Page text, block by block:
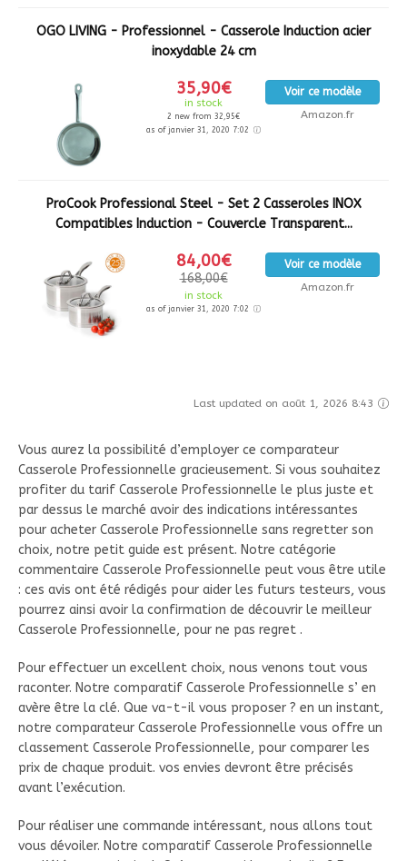
OGO LIVING - Professionnel - Casserole Induction acier
inoxydable 24 cm
35,90€
in stock
2 new from 32,95€
as of janvier 31, 2020 7:02
Voir ce modèle
Amazon.fr
ProCook Professional Steel - Set 2 Casseroles INOX
Compatibles Induction - Couvercle Transparent...
84,00€
168,00€
in stock
as of janvier 31, 2020 7:02
Voir ce modèle
Amazon.fr
Last updated on août 1, 2026 8:43
Vous aurez la possibilité d’employer ce comparateur
Casserole Professionnelle gracieusement. Si vous souhaitez
profiter du tarif Casserole Professionnelle le plus juste et
par dessus le marché avoir des indications intéressantes
pour acheter Casserole Professionnelle sans regretter son
choix, notre petit guide est présent. Notre catégorie
commentaire Casserole Professionnelle peut vous être utile
: ces avis ont été rédigés pour aider les futurs testeurs, vous
pourrez ainsi avoir la confirmation de découvrir le meilleur
Casserole Professionnelle, pour ne pas regret .
Pour effectuer un excellent choix, nous venons tout vous
raconter. Notre comparatif Casserole Professionnelle s’ en
avère être la clé. Que va-t-il vous proposer ? en un instant,
notre comparateur Casserole Professionnelle vous offre un
classement Casserole Professionnelle, pour comparer les
prix de chaque produit. vos envies devront être précisés
avant l’exécution.
Pour réaliser une commande intéressant, nous allons tout
vous dévoiler. Notre comparatif Casserole Professionnelle